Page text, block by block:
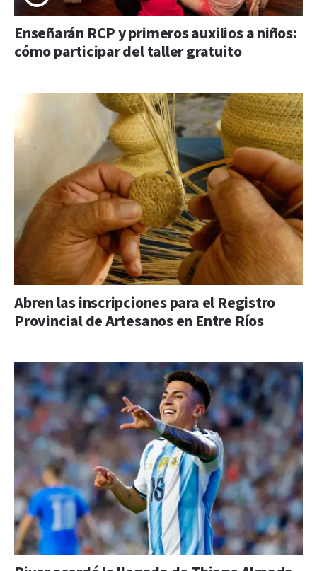
Enseñarán RCP y primeros auxilios a niños:
cómo participar del taller gratuito
Abren las inscripciones para el Registro
Provincial de Artesanos en Entre Ríos